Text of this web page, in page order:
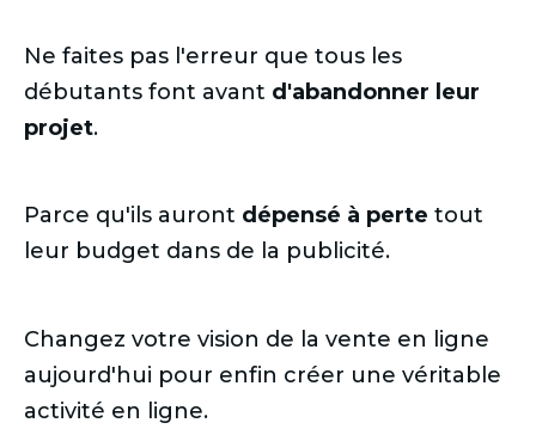
Ne faites pas l'erreur que tous les
débutants font avant d'abandonner leur
projet.
Parce qu'ils auront dépensé à perte tout
leur budget dans de la publicité.
Changez votre vision de la vente en ligne
aujourd'hui pour enfin créer une véritable
activité en ligne.